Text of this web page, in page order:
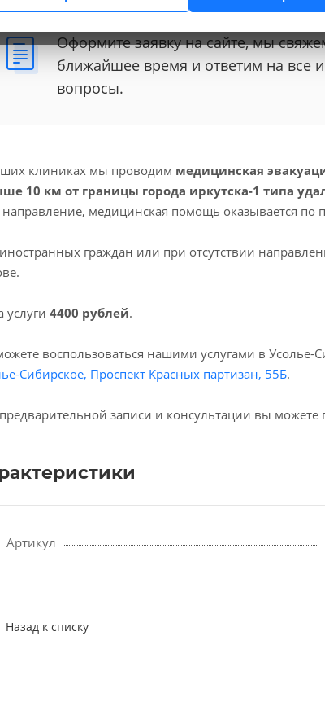
Оформите заявку на сайте, мы
ближайшее время и ответим на все
вопросы.
клиниках мы проводим медицинская
10 км от границы города иркутска-1 типа
направление, медицинская помощь оказывается по
граждан или при отсутствии
услуги 4400 рублей.
воспользоваться нашими услугами в Усолье-
Сибирское, Проспект Красных партизан, 55Б.
записи и консультации вы можете
Артикул
Назад к списку